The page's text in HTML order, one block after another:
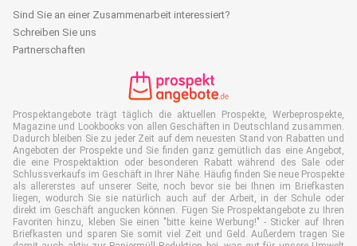
Sind Sie an einer Zusammenarbeit interessiert?
Schreiben Sie uns
Partnerschaften
Prospektangebote trägt täglich die aktuellen Prospekte, Werbeprospekte,
Magazine und Lookbooks von allen Geschäften in Deutschland zusammen.
Dadurch bleiben Sie zu jeder Zeit auf dem neuesten Stand von Rabatten und
Angeboten der Prospekte und Sie finden ganz gemütlich das eine Angebot,
die eine Prospektaktion oder besonderen Rabatt während des Sale oder
Schlussverkaufs im Geschäft in Ihrer Nähe. Häufig finden Sie neue Prospekte
als allererstes auf unserer Seite, noch bevor sie bei Ihnen im Briefkasten
liegen, wodurch Sie sie natürlich auch auf der Arbeit, in der Schule oder
direkt im Geschäft angucken können. Fügen Sie Prospektangebote zu Ihren
Favoriten hinzu, kleben Sie einen "bitte keine Werbung!" - Sticker auf Ihren
Briefkasten und sparen Sie somit viel Zeit und Geld. Außerdem tragen Sie